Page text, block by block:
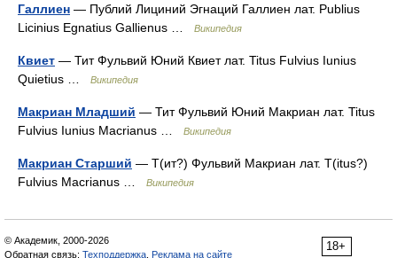
Галлиен — Публий Лициний Эгнаций Галлиен лат. Publius
Licinius Egnatius Gallienus …
Википедия
Квиет — Тит Фульвий Юний Квиет лат. Titus Fulvius Iunius
Quietius …
Википедия
Макриан Младший — Тит Фульвий Юний Макриан лат. Titus
Fulvius Iunius Macrianus …
Википедия
Макриан Старший — Т(ит?) Фульвий Макриан лат. T(itus?)
Fulvius Macrianus …
Википедия
18+
© Академик, 2000-2026
Обратная связь: Техподдержка Реклама на сайте